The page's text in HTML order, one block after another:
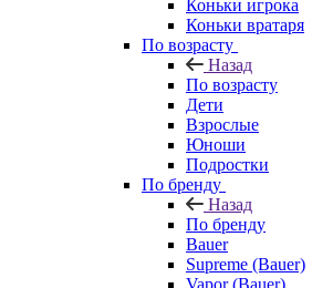
Коньки игрока
Коньки вратаря
По возрасту
Назад
По возрасту
Дети
Взрослые
Юноши
Подростки
По бренду
Назад
По бренду
Bauer
Supreme (Bauer)
Vapor (Bauer)